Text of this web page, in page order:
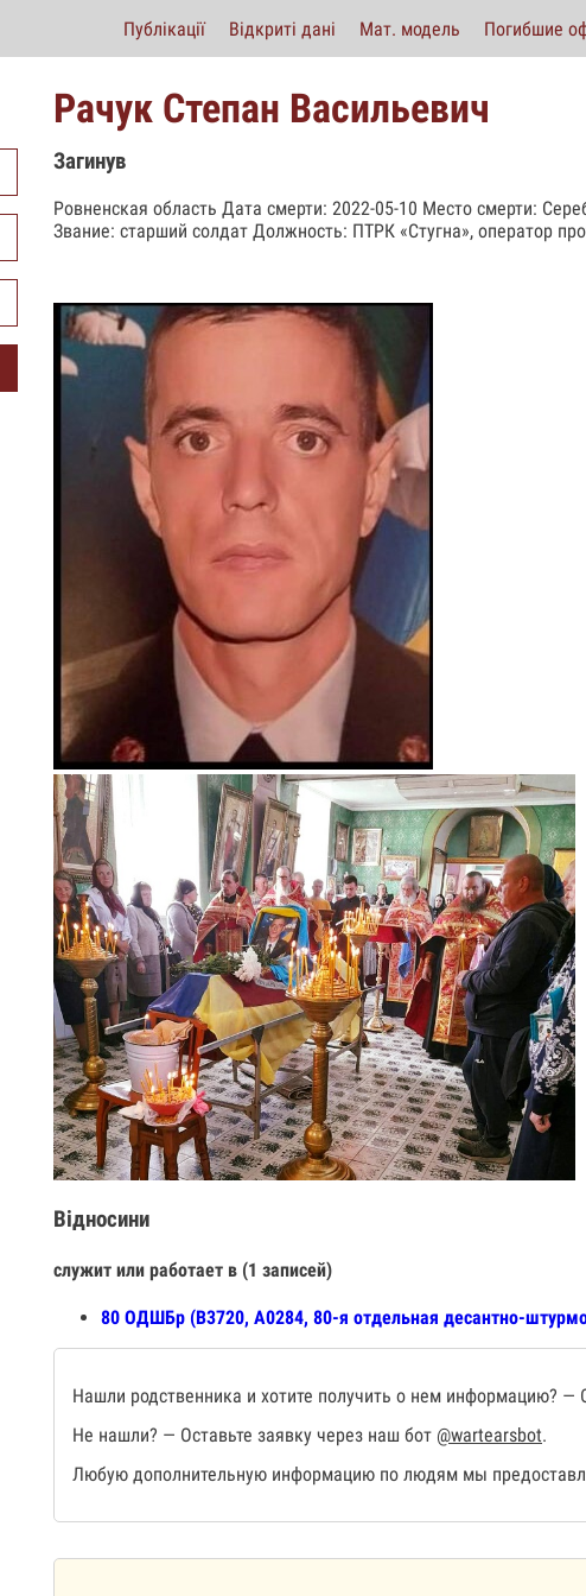
Публікації Відкриті дані Мат. модель Погибшие
Рачук Степан Васильевич
Загинув
Ровненская область Дата смерти: 2022-05-10 Место смерти:
Звание: старший солдат Должность: ПТРК «Стугна», оператор
Відносини
служит или работает в (1 записей)
80 ОДШБр (В3720, А0284, 80-я отдельная десантно-
Нашли родственника и хотите получить о нем информацию? —
Не нашли? — Оставьте заявку через наш бот @wartearsbot.
Любую дополнительную информацию по людям мы